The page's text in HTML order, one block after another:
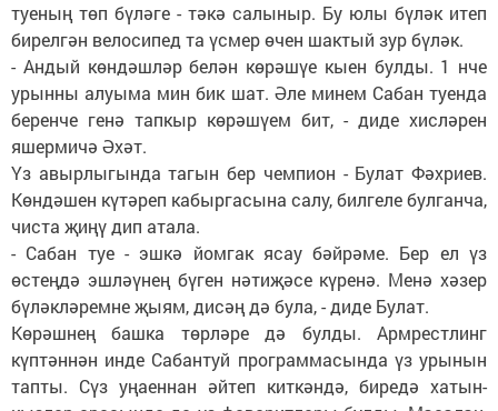
туеның төп бүләге - тәкә салыныр. Бу юлы бүләк итеп
бирелгән велосипед та үсмер өчен шактый зур бүләк.
- Андый көндәшләр белән көрәшүе кыен булды. 1 нче
урынны алуыма мин бик шат. Әле минем Сабан туенда
беренче генә тапкыр көрәшүем бит, - диде хисләрен
яшермичә Әхәт.
Үз авырлыгында тагын бер чемпион - Булат Фәхриев.
Көндәшен күтәреп кабыргасына салу, билгеле булганча,
чиста җиңү дип атала.
- Сабан туе - эшкә йомгак ясау бәйрәме. Бер ел үз
өстеңдә эшләүнең бүген нәтиҗәсе күренә. Менә хәзер
бүләкләремне җыям, дисәң дә була, - диде Булат.
Көрәшнең башка төрләре дә булды. Армрестлинг
күптәннән инде Сабантуй программасында үз урынын
тапты. Сүз уңаеннан әйтеп киткәндә, биредә хатын-